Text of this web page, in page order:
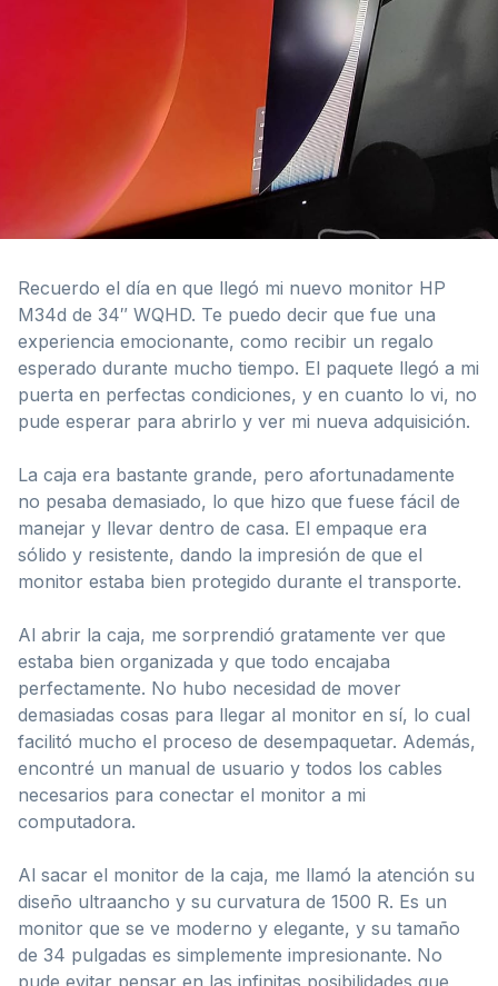
Recuerdo el día en que llegó mi nuevo monitor HP
M34d de 34″ WQHD. Te puedo decir que fue una
experiencia emocionante, como recibir un regalo
esperado durante mucho tiempo. El paquete llegó a mi
puerta en perfectas condiciones, y en cuanto lo vi, no
pude esperar para abrirlo y ver mi nueva adquisición.
La caja era bastante grande, pero afortunadamente
no pesaba demasiado, lo que hizo que fuese fácil de
manejar y llevar dentro de casa. El empaque era
sólido y resistente, dando la impresión de que el
monitor estaba bien protegido durante el transporte.
Al abrir la caja, me sorprendió gratamente ver que
estaba bien organizada y que todo encajaba
perfectamente. No hubo necesidad de mover
demasiadas cosas para llegar al monitor en sí, lo cual
facilitó mucho el proceso de desempaquetar. Además,
encontré un manual de usuario y todos los cables
necesarios para conectar el monitor a mi
computadora.
Al sacar el monitor de la caja, me llamó la atención su
diseño ultraancho y su curvatura de 1500 R. Es un
monitor que se ve moderno y elegante, y su tamaño
de 34 pulgadas es simplemente impresionante. No
pude evitar pensar en las infinitas posibilidades que